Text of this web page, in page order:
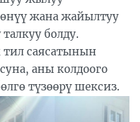
жана жайылтуу
болду.
саясатынын
аны колдоого
түзөөрү шексиз.